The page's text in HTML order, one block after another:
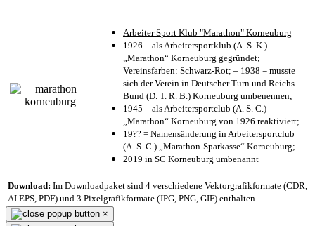
Arbeiter Sport Klub "Marathon" Korneuburg
1926 = als Arbeitersportklub (A. S. K.)
„Marathon“ Korneuburg gegründet;
Vereinsfarben: Schwarz-Rot; – 1938 = musste
sich der Verein in Deutscher Turn und Reichs
Bund (D. T. R. B.) Korneuburg umbenennen;
1945 = als Arbeitersportclub (A. S. C.)
„Marathon“ Korneuburg von 1926 reaktiviert;
19?? = Namensänderung in Arbeitersportclub
(A. S. C.) „Marathon-Sparkasse“ Korneuburg;
2019 in SC Korneuburg umbenannt
Download: Im Downloadpaket sind 4 verschiedene Vektorgrafikformate (CDR,
AI EPS, PDF) und 3 Pixelgrafikformate (JPG, PNG, GIF) enthalten.
×